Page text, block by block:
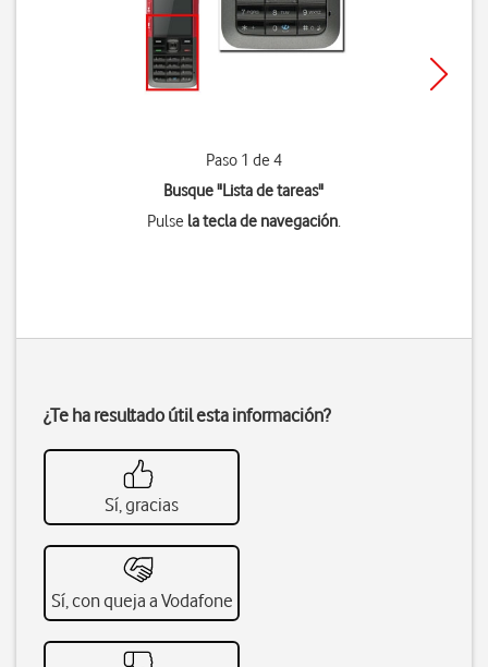
Paso 1 de 4
Busque "Lista de tareas"
Pulse la tecla de navegación.
¿Te ha resultado útil esta información?
Sí, gracias
Sí, con queja a Vodafone